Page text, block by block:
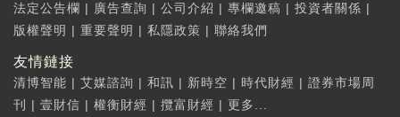
法定公告欄 | 廣告查詢 | 公司介紹 | 專欄邀稿 | 投資者關係 |
版權聲明 | 重要聲明 | 私隱政策 | 聯絡我們
友情鏈接
清博智能 | 艾媒諮詢 | 和訊 | 新時空 | 時代財經 | 證券市場周
刊
| 壹財信 | 權衡財經 | 攬富財經 | 更多...